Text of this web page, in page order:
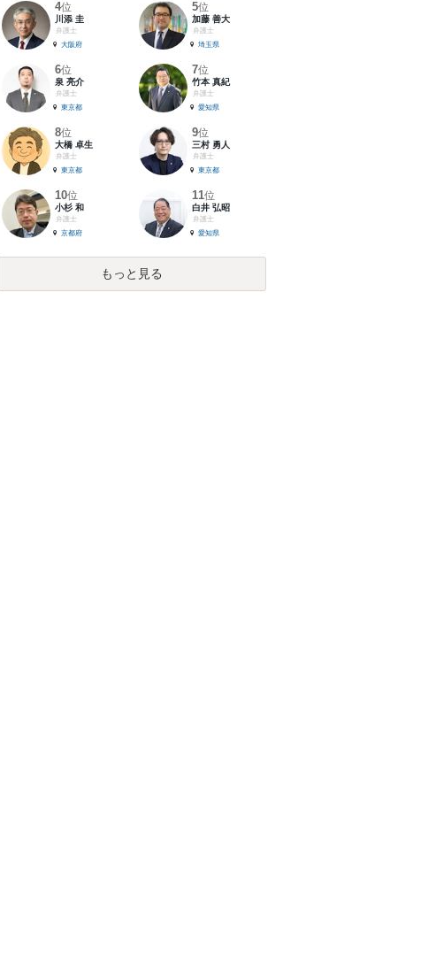
4位
川添 圭
弁護士
大阪府
5位
加藤 善大
弁護士
埼玉県
6位
泉 亮介
弁護士
東京都
7位
竹本 真紀
弁護士
愛知県
8位
大橋 卓生
弁護士
東京都
9位
三村 勇人
弁護士
東京都
10位
小杉 和
弁護士
京都府
11位
白井 弘昭
弁護士
愛知県
もっと見る